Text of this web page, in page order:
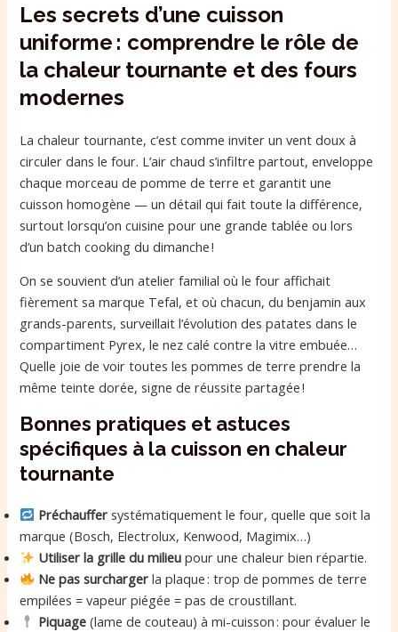
Les secrets d’une cuisson
uniforme : comprendre le rôle de
la chaleur tournante et des fours
modernes
La chaleur tournante, c’est comme inviter un vent doux à
circuler dans le four. L’air chaud s’infiltre partout, enveloppe
chaque morceau de pomme de terre et garantit une
cuisson homogène — un détail qui fait toute la différence,
surtout lorsqu’on cuisine pour une grande tablée ou lors
d’un batch cooking du dimanche !
On se souvient d’un atelier familial où le four affichait
fièrement sa marque Tefal, et où chacun, du benjamin aux
grands-parents, surveillait l’évolution des patates dans le
compartiment Pyrex, le nez calé contre la vitre embuée…
Quelle joie de voir toutes les pommes de terre prendre la
même teinte dorée, signe de réussite partagée !
Bonnes pratiques et astuces
spécifiques à la cuisson en chaleur
tournante
Préchauffer systématiquement le four, quelle que soit la
marque (Bosch, Electrolux, Kenwood, Magimix…)
Utiliser la grille du milieu pour une chaleur bien répartie.
Ne pas surcharger la plaque : trop de pommes de terre
empilées = vapeur piégée = pas de croustillant.
Piquage (lame de couteau) à mi-cuisson : pour évaluer le